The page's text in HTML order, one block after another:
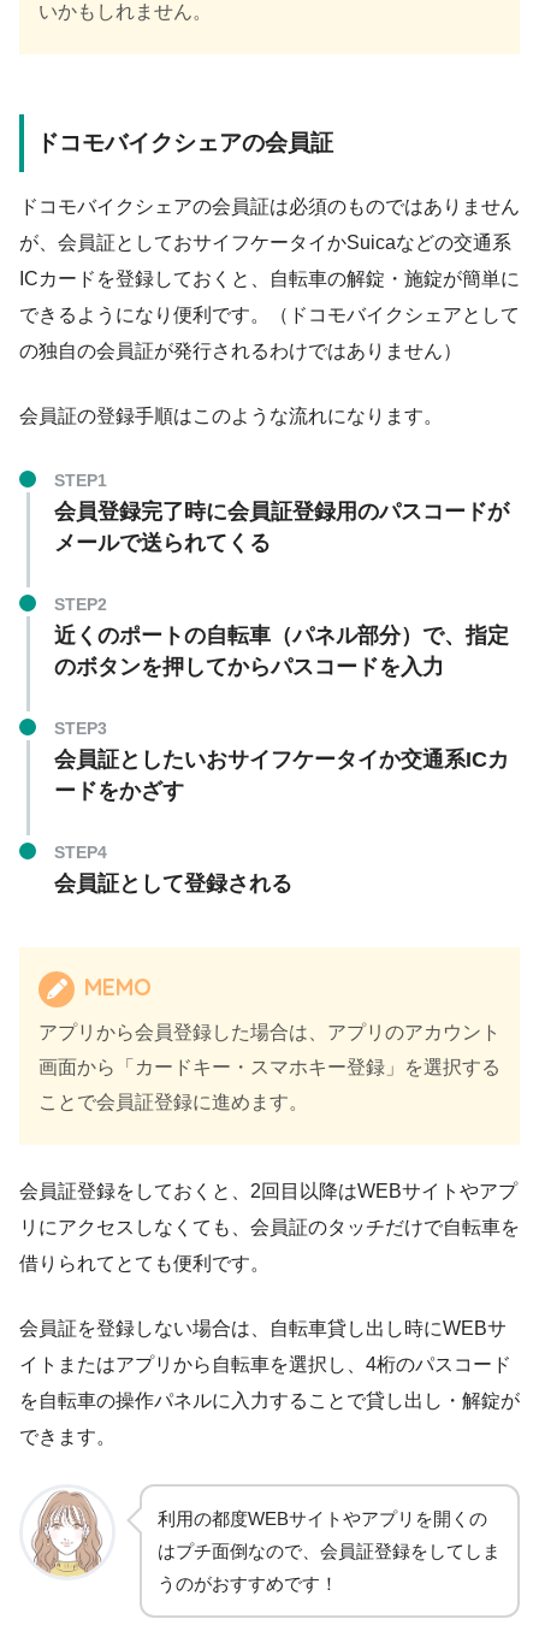
いかもしれません。
ドコモバイクシェアの会員証
ドコモバイクシェアの会員証は必須のものではありません
が、会員証としておサイフケータイかSuicaなどの交通系
ICカードを登録しておくと、自転車の解錠・施錠が簡単に
できるようになり便利です。（ドコモバイクシェアとして
の独自の会員証が発行されるわけではありません）
会員証の登録手順はこのような流れになります。
STEP1
会員登録完了時に会員証登録用のパスコードが
メールで送られてくる
STEP2
近くのポートの自転車（パネル部分）で、指定
のボタンを押してからパスコードを入力
STEP3
会員証としたいおサイフケータイか交通系ICカ
ードをかざす
STEP4
会員証として登録される
MEMO
アプリから会員登録した場合は、アプリのアカウント
画面から「カードキー・スマホキー登録」を選択する
ことで会員証登録に進めます。
会員証登録をしておくと、2回目以降はWEBサイトやアプ
リにアクセスしなくても、会員証のタッチだけで自転車を
借りられてとても便利です。
会員証を登録しない場合は、自転車貸し出し時にWEBサ
イトまたはアプリから自転車を選択し、4桁のパスコード
を自転車の操作パネルに入力することで貸し出し・解錠が
できます。
利用の都度WEBサイトやアプリを開くの
はプチ面倒なので、会員証登録をしてしま
うのがおすすめです！